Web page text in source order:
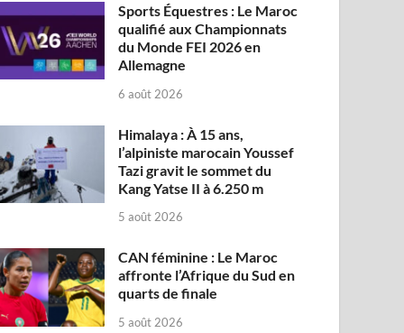
Sports Équestres : Le Maroc
qualifié aux Championnats
du Monde FEI 2026 en
Allemagne
6 août 2026
Himalaya : À 15 ans,
l’alpiniste marocain Youssef
Tazi gravit le sommet du
Kang Yatse II à 6.250 m
5 août 2026
CAN féminine : Le Maroc
affronte l’Afrique du Sud en
quarts de finale
5 août 2026